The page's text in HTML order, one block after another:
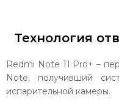
Технология
Redmi Note 11 Pro+ –
Note, получивший
испарительной камеры.